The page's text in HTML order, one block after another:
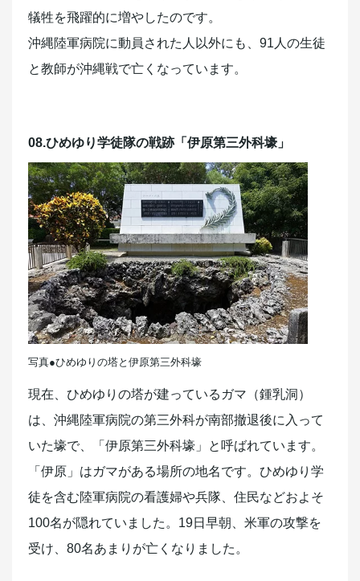
犠牲を飛躍的に増やしたのです。
沖縄陸軍病院に動員された人以外にも、91人の生徒
と教師が沖縄戦で亡くなっています。
08.ひめゆり学徒隊の戦跡「伊原第三外科壕」
写真●ひめゆりの塔と伊原第三外科壕
現在、ひめゆりの塔が建っているガマ（鍾乳洞）
は、沖縄陸軍病院の第三外科が南部撤退後に入って
いた壕で、「伊原第三外科壕」と呼ばれています。
「伊原」はガマがある場所の地名です。ひめゆり学
徒を含む陸軍病院の看護婦や兵隊、住民などおよそ
100名が隠れていました。19日早朝、米軍の攻撃を
受け、80名あまりが亡くなりました。